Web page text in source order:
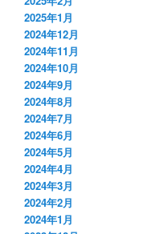
2025年1月
2024年12月
2024年11月
2024年10月
2024年9月
2024年8月
2024年7月
2024年6月
2024年5月
2024年4月
2024年3月
2024年2月
2024年1月